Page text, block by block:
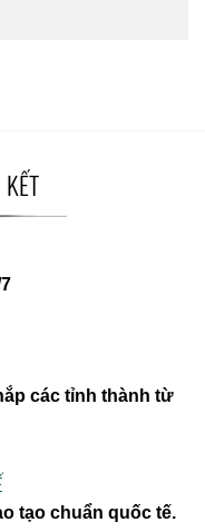
các tỉnh thành từ
tạo chuẩn quốc tế.